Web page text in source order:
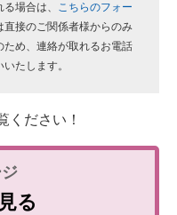
場合は、 こちらのフォー
接のご関係者様からのみ
ため、連絡が取れるお電話
たします。
ださい！
る